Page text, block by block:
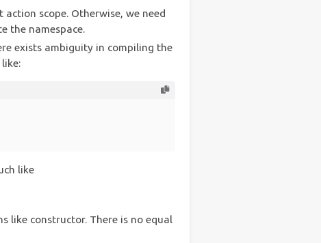
scope. Otherwise, we need
the namespace.
exists ambiguity in compiling the
like
like constructor. There is no equal